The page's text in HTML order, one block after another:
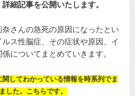
細記事を公開いたします。
さんの急死の原因になったとい
ス性脳症、その症状や原因、イ
についてまとめていきます。
してわかっている情報を時系列でま
した。こちらです。